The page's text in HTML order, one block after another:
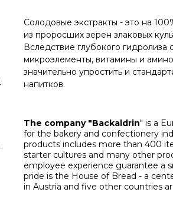
Солодовые экстракты - это на
из проросших зерен злаковых
Вследствие глубокого
микроэлементы, витамины и
значительно упростить и
напитков.
The company "Backaldrin" is a
for the bakery and confectionery
products includes more than 400
starter cultures and many other
employee experience guarantee a
pride is the House of Bread - a
in Austria and five other countries